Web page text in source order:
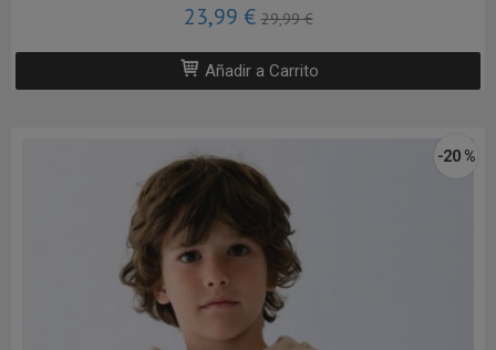
23,99 €29,99 €
Añadir a Carrito
-20 %